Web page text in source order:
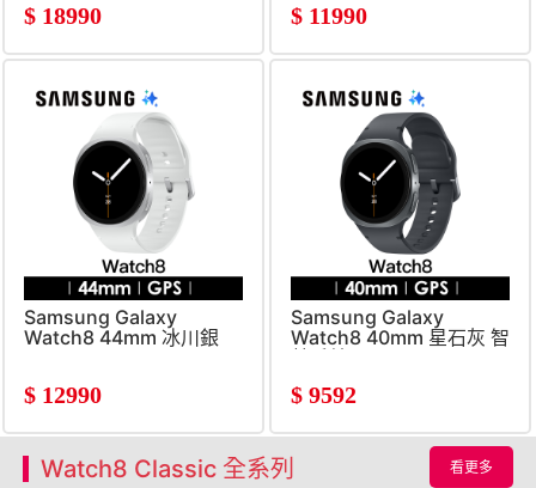
$ 18990 $ 11990
Samsung Galaxy
Watch8 44mm 冰川銀
$ 12990
Samsung Galaxy
Watch8 40mm 星石灰 智
慧手錶
$ 9592
Watch8 Classic 全系列 看更多